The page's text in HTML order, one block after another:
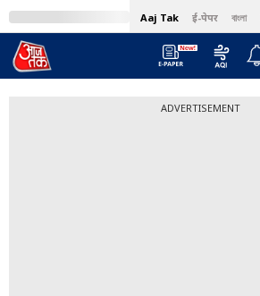
Aaj Tak ई-पेपर বাংলা
ADVERTISEMENT